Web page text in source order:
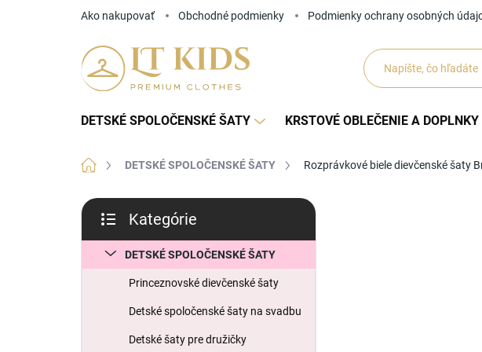
Ako nakupovať Obchodné podmienky Podmienky ochrany osobných
DETSKÉ SPOLOČENSKÉ ŠATY KRSTOVÉ OBLEČENIE A DOPLNKY
DomovDETSKÉ SPOLOČENSKÉ ŠATY Rozprávkové biele dievčenské šaty
B
č
ý
kategórie
Kategórie
DETSKÉ SPOLOČENSKÉ ŠATY
Princeznovské dievčenské šaty
Detské spoločenské šaty na svadbu
Detské šaty pre družičky